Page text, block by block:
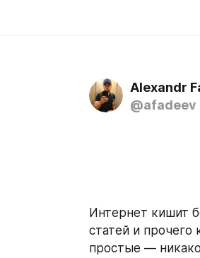
Alexandr
@afadeev
Интернет кишит
статей и
простые —